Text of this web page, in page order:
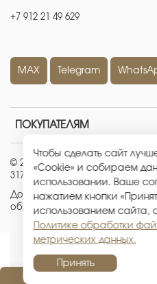
ПОКУПАТЕЛЯМ
+7 912 21 49 629
MAX Telegram
© 2026 ИП Кравченко Евгения
317665800226442
ИНН:
Договор-оферта |Политика
обработки файлов «Cookie» и
Чтобы сделать сайт
«Cookie» и собираем
использовании. Ваше
нажатием кнопки
использованием сайта,
Политике обработки
метрических данных.
Принять